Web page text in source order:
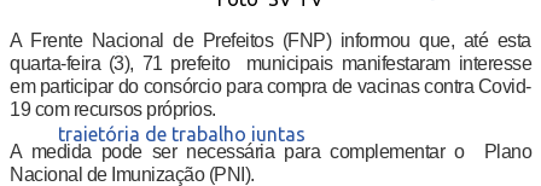
A Frente Nacional de Prefeitos (FNP) informou que, até esta
quarta-feira (3), 71 prefeito municipais manifestaram interesse
em participar do consórcio para compra de vacinas contra Covid-
19 com recursos próprios.
A medida pode ser necessária para complementar o Plano
Nacional de Imunização (PNI).